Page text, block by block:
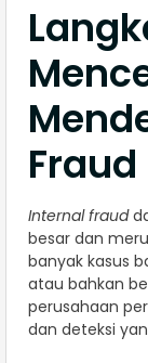
Fraud
Internal fraud
besar dan
banyak kasus
atau bahkan
perusahaan
dan deteksi